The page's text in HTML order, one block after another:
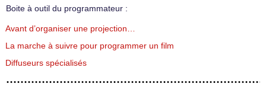
Boite à outil du programmateur :
Avant d’organiser une projection…
La marche à suivre pour programmer un film
Diffuseurs spécialisés